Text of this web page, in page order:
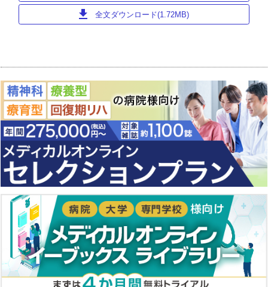
download 全文ダウンロード(1.72MB)